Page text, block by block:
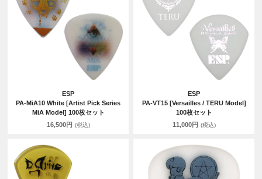
ESP
PA-MiA10 White [Artist Pick Series
MiA Model] 100枚セット
16,500円 (税込)
ESP
PA-VT15 [Versailles / TERU Model]
100枚セット
11,000円 (税込)